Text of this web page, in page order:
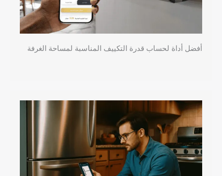
أفضل أداة لحساب قدرة التكييف المناسبة لمساحة الغرفة